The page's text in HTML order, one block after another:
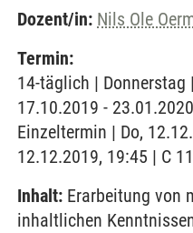
Dozent/in: Nils Ole
Termin:
14-täglich | Donnerstag
17.10.2019 -
Einzeltermin | Do,
12.12.2019, 19:45 | C
Inhalt: Erarbeitung von
inhaltlichen